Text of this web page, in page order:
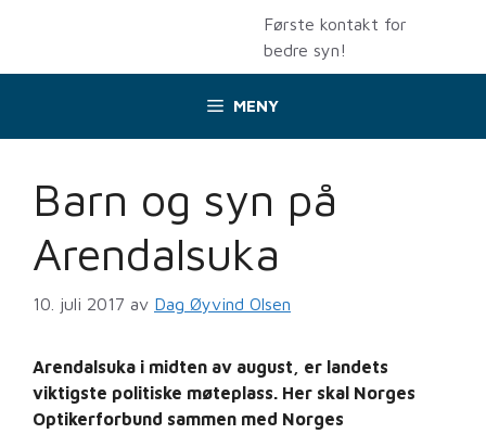
Første kontakt for
bedre syn!
MENY
Barn og syn på
Arendalsuka
10. juli 2017 av Dag Øyvind Olsen
Arendalsuka i midten av august, er landets
viktigste politiske møteplass. Her skal Norges
Optikerforbund sammen med Norges